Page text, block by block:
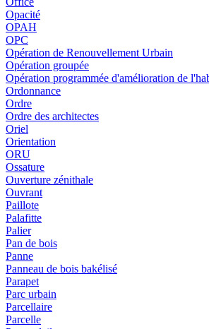
Opacité
OPAH
OPC
Opération de Renouvellement Urbain
Opération groupée
Opération programmée d'amélioration de
Ordonnance
Ordre
Ordre des architectes
Oriel
Orientation
ORU
Ossature
Ouverture zénithale
Ouvrant
Paillote
Palafitte
Palier
Pan de bois
Panne
Panneau de bois bakélisé
Parapet
Parc urbain
Parcellaire
Parcelle